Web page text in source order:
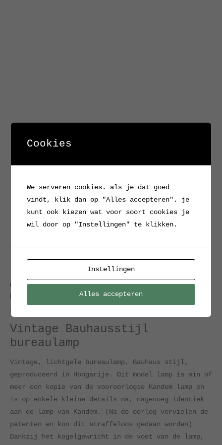
Home /Verkocht / Archief/ Vintage Bauhausstijl
bureaulamp
Vintage Bauhausstijl
bureaulamp
Vintage, lichtgele bureaulamp, Bauhaus stijl,
geproduceerd in Hongarije. Dit model lamp is min of
meer een kopie van de vooroorlogse Kandem lamp en
is op enkele kleine details na, nagenoeg identiek
aan de lamp van Kandem. (Na de oorlog vervielen de
patenten en kon dit straffeloos gedaan worden)
Dankzij het kogelgewricht in de voet van de lamp,
Cookies
We serveren cookies. als je dat goed
vindt, klik dan op "Alles accepteren". je
kunt ook kiezen wat voor soort cookies je
wil door op "Instellingen" te klikken.
Instellingen
Alles accepteren